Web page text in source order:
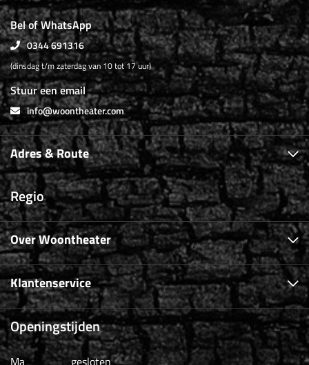
Bel of WhatsApp
0344 691316
(dinsdag t/m zaterdag van 10 tot 17 uur)
Stuur een email
info@woontheater.com
Adres & Route
Regio
Over Woontheater
Klantenservice
Openingstijden
Ma gesloten